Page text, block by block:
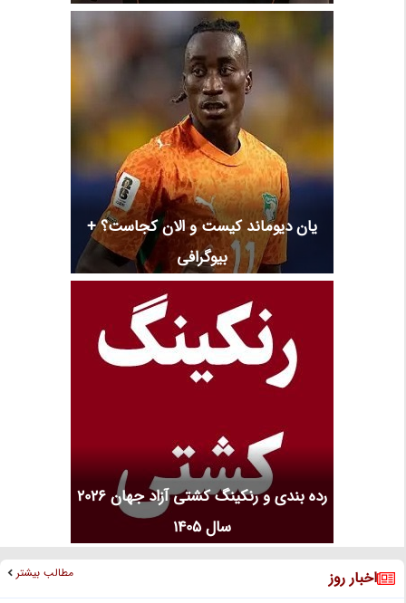
یان دیوماند کیست و الان کجاست؟ +
بیوگرافی
رده بندی و رنکینگ کشتی آزاد جهان 2026
سال 1405
اخبار روز مطالب بیشتر